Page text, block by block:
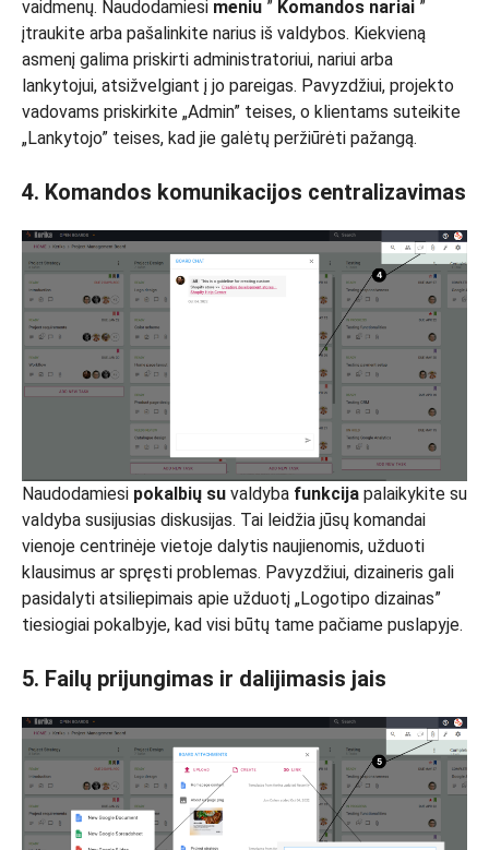
vaidmenų. Naudodamiesi meniu ” Komandos nariai ”
įtraukite arba pašalinkite narius iš valdybos. Kiekvieną
asmenį galima priskirti administratoriui, nariui arba
lankytojui, atsižvelgiant į jo pareigas. Pavyzdžiui, projekto
vadovams priskirkite „Admin” teises, o klientams suteikite
„Lankytojo” teises, kad jie galėtų peržiūrėti pažangą.
4. Komandos komunikacijos centralizavimas
Naudodamiesi pokalbių su valdyba funkcija palaikykite su
valdyba susijusias diskusijas. Tai leidžia jūsų komandai
vienoje centrinėje vietoje dalytis naujienomis, užduoti
klausimus ar spręsti problemas. Pavyzdžiui, dizaineris gali
pasidalyti atsiliepimais apie užduotį „Logotipo dizainas”
tiesiogiai pokalbyje, kad visi būtų tame pačiame puslapyje.
5. Failų prijungimas ir dalijimasis jais